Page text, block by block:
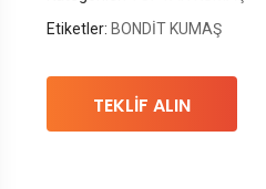
Etiketler: BONDİT KUMAŞ
TEKLİF ALIN